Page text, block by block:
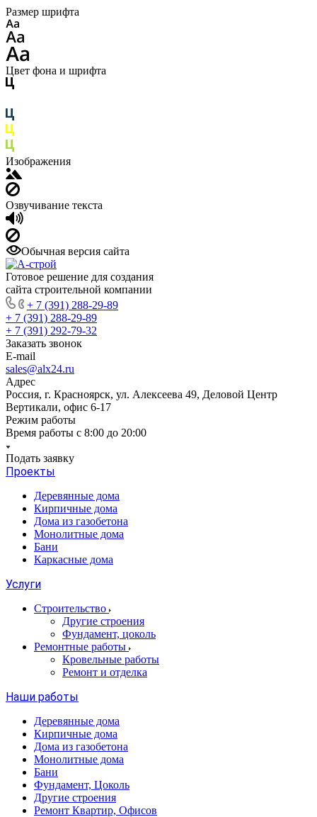
Размер шрифта
Цвет фона и шрифта
Изображения
Озвучивание текста
Обычная версия сайта
Готовое решение для создания
сайта строительной компании
+ 7 (391) 288-29-89
+ 7 (391) 288-29-89
+ 7 (391) 292-79-32
Заказать звонок
E-mail
sales@alx24.ru
Адрес
Россия, г. Красноярск, ул. Алексеева 49, Деловой Центр
Вертикали, офис 6-17
Режим работы
Время работы с 8:00 до 20:00
Подать заявку
Проекты
Деревянные дома
Кирпичные дома
Дома из газобетона
Монолитные дома
Бани
Каркасные дома
Услуги
Строительство
Другие строения
Фундамент, цоколь
Ремонтные работы
Кровельные работы
Ремонт и отделка
Наши работы
Деревянные дома
Кирпичные дома
Дома из газобетона
Монолитные дома
Бани
Фундамент, Цоколь
Другие строения
Ремонт Квартир, Офисов